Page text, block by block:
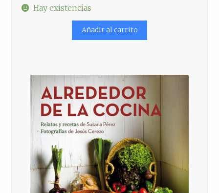
Hay existencias
Añadir al carrito